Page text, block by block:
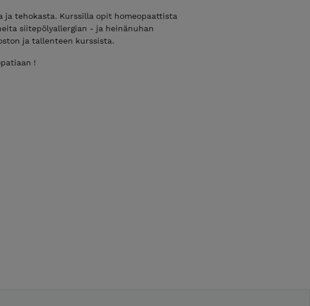
tehokasta. Kurssilla opit homeopaattista
siitepölyallergian - ja heinänuhan
ja tallenteen kurssista.
!